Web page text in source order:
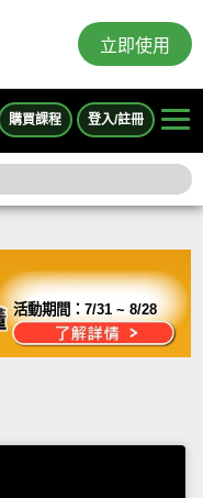
立即使用
購買課程 登入/註冊
活動期間：7/31 ~ 8/28